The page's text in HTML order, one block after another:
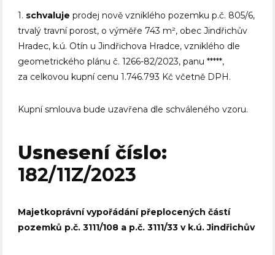
1. schvalujeprodej nově vzniklého pozemku p.č. 805/6,
trvalý travní porost, o výměře 743 m², obec Jindřichův
Hradec, k.ú. Otín u Jindřichova Hradce, vzniklého dle
geometrického plánu č. 1266-82/2023, panu *****,
za celkovou kupní cenu 1.746.793 Kč včetně DPH.
Kupní smlouva bude uzavřena dle schváleného vzoru.
Usnesení číslo:
182/11Z/2023
Majetkoprávní vypořádání přeplocených částí
pozemků p.č. 3111/108 a p.č. 3111/33 v k.ú. Jindřichův